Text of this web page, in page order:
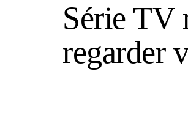
Série TV
regarder